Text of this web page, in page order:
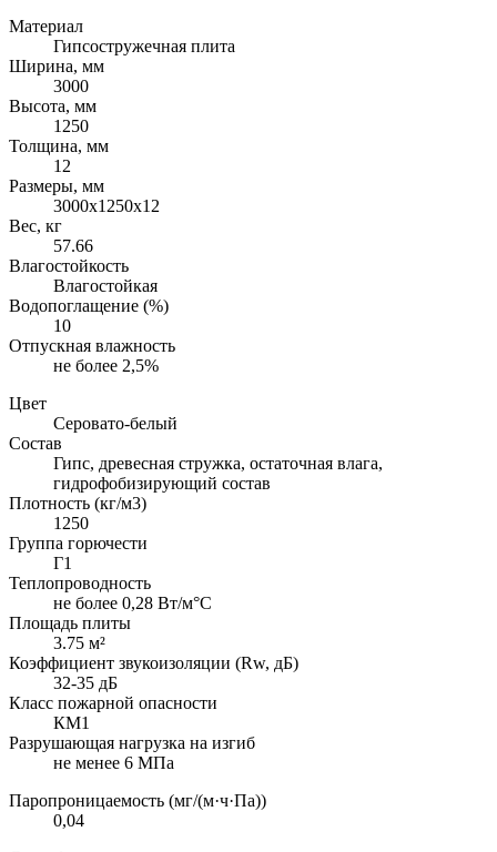
Материал
Гипсостружечная плита
Ширина, мм
3000
Высота, мм
1250
Толщина, мм
12
Размеры, мм
3000х1250х12
Вес, кг
57.66
Влагостойкость
Влагостойкая
Водопоглащение (%)
10
Отпускная влажность
не более 2,5%
Цвет
Серовато-белый
Состав
Гипс, древесная стружка, остаточная влага,
гидрофобизирующий состав
Плотность (кг/м3)
1250
Группа горючести
Г1
Теплопроводность
не более 0,28 Вт/м°С
Площадь плиты
3.75 м²
Коэффициент звукоизоляции (Rw, дБ)
32-35 дБ
Класс пожарной опасности
КМ1
Разрушающая нагрузка на изгиб
не менее 6 МПа
Паропроницаемость (мг/(м·ч·Па))
0,04